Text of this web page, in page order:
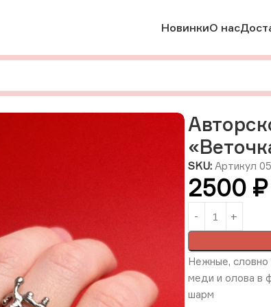
НовинкиО нас
Авторское кольцо из олова и меди «Веточка», 17,5
SKU: Артикул
2500 ₽
Нежные, словно
меди и олова в
шарм